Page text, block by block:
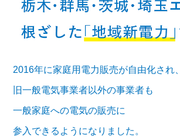
2016年に家庭用電力販売が自由化され、
旧一般電気事業者以外の事業者も
一般家庭への電気の販売に
参入できるようになりました。